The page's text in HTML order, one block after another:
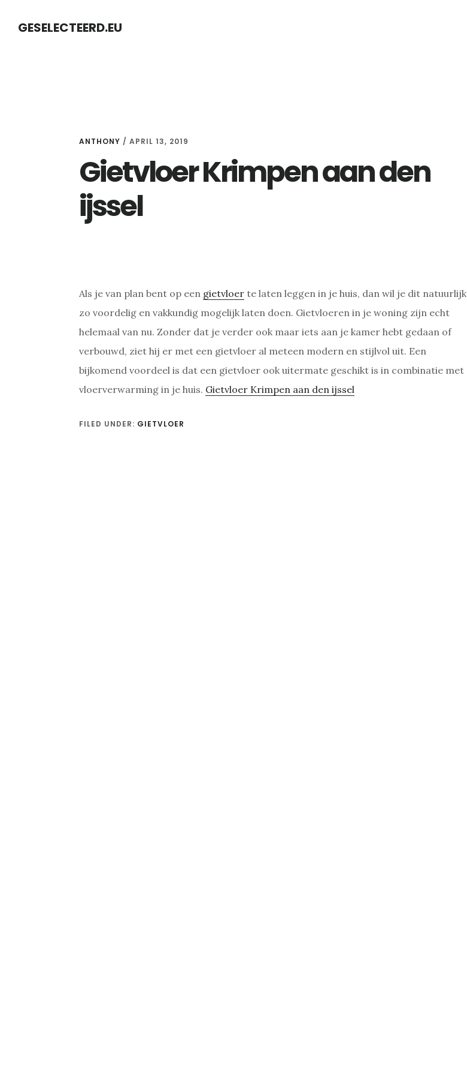
GESELECTEERD.EU
ANTHONY / APRIL 13, 2019
Gietvloer Krimpen aan den
ijssel
Als je van plan bent op een gietvloer te laten leggen in je huis, dan wil je dit natuurlijk
zo voordelig en vakkundig mogelijk laten doen. Gietvloeren in je woning zijn echt
helemaal van nu. Zonder dat je verder ook maar iets aan je kamer hebt gedaan of
verbouwd, ziet hij er met een gietvloer al meteen modern en stijlvol uit. Een
bijkomend voordeel is dat een gietvloer ook uitermate geschikt is in combinatie met
vloerverwarming in je huis. Gietvloer Krimpen aan den ijssel
FILED UNDER: GIETVLOER